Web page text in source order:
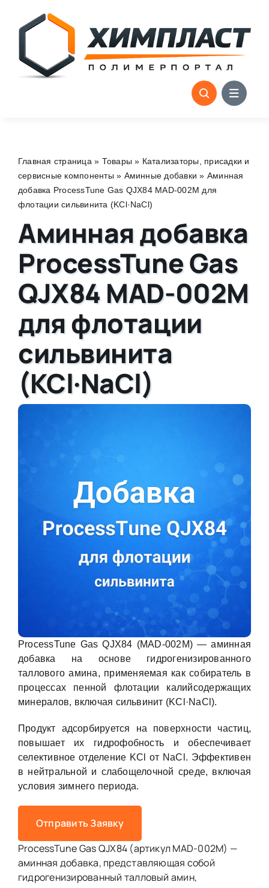
content
Главная страница » Товары » Катализаторы, присадки и
сервисные компоненты » Аминные добавки » Аминная
добавка ProcessTune Gas QJX84 MAD-002M для
флотации сильвинита (KCl·NaCl)
Аминная добавка
ProcessTune Gas
QJX84 MAD-002M
для флотации
сильвинита
(KCl·NaCl)
ProcessTune Gas QJX84 (MAD-002M) — аминная
добавка на основе гидрогенизированного
таллового амина, применяемая как собиратель в
процессах пенной флотации калийсодержащих
минералов, включая сильвинит (KCl·NaCl).
Продукт адсорбируется на поверхности частиц,
повышает их гидрофобность и обеспечивает
селективное отделение KCl от NaCl. Эффективен
в нейтральной и слабощелочной среде, включая
условия зимнего периода.
Отправить Заявку
ProcessTune Gas QJX84 (артикул MAD-002M) —
аминная добавка, представляющая собой
гидрогенизированный талловый амин,